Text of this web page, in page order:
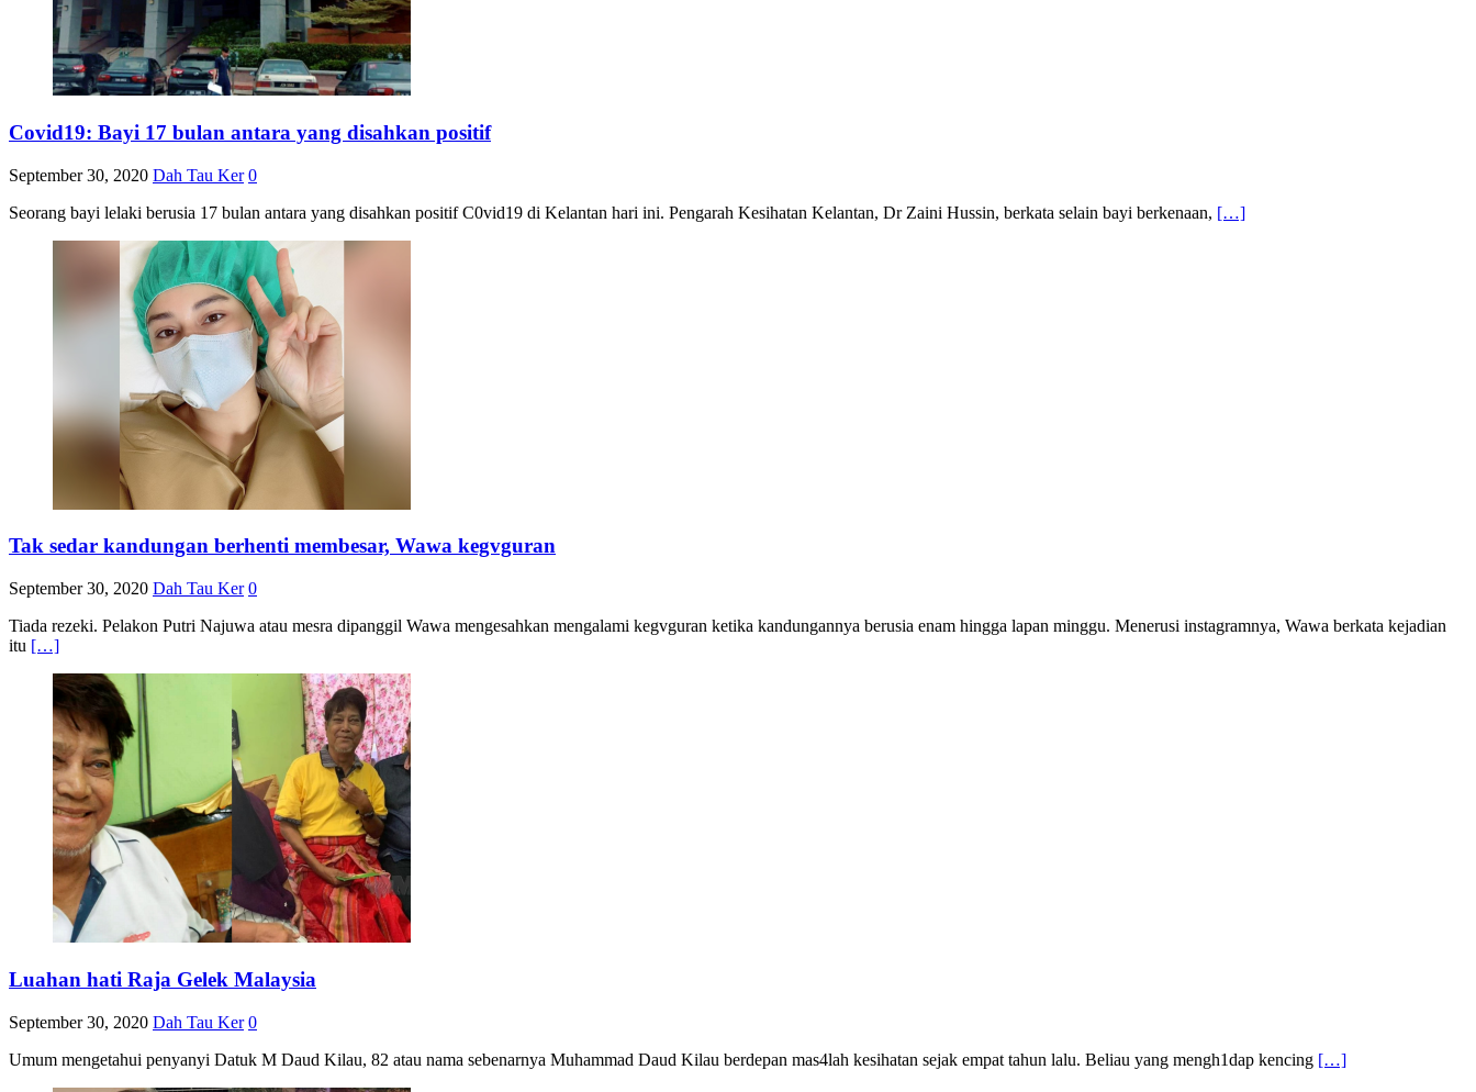
Covid19: Bayi 17 bulan antara yang disahkan positif
September 30, 2020 Dah Tau Ker 0
Seorang bayi lelaki berusia 17 bulan antara yang disahkan positif C0vid19 di Kelantan hari ini. Pengarah Kesihatan Kelantan, Dr Zaini Hussin, berkata selain bayi berkenaan, […]
Tak sedar kandungan berhenti membesar, Wawa kegvguran
September 30, 2020 Dah Tau Ker 0
Tiada rezeki. Pelakon Putri Najuwa atau mesra dipanggil Wawa mengesahkan mengalami kegvguran ketika kandungannya berusia enam hingga lapan minggu. Menerusi instagramnya, Wawa berkata kejadian
itu […]
Luahan hati Raja Gelek Malaysia
September 30, 2020 Dah Tau Ker 0
Umum mengetahui penyanyi Datuk M Daud Kilau, 82 atau nama sebenarnya Muhammad Daud Kilau berdepan mas4lah kesihatan sejak empat tahun lalu. Beliau yang mengh1dap kencing […]